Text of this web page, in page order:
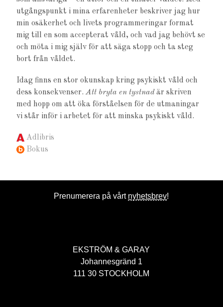
utgångspunkt i mina erfarenheter beskriver jag hur
min osäkerhet och livets programmeringar format
mig till en som accepterat våld, och vad jag behövt se
och möta i mig själv för att säga stopp och ta steg
bort från våldet.
Idag finns en stor okunskap kring psykiskt våld och
dess konsekvenser.Att bryta en tystnad är skriven
med hopp om att öka förståelsen för de utmaningar
vi står inför i arbetet för att minska psykiskt våld.
Adlibris
Bokus
Prenumerera på vårt nyhetsbrev!
EKSTRÖM & GARAY
Johannesgränd 1
111 30 STOCKHOLM